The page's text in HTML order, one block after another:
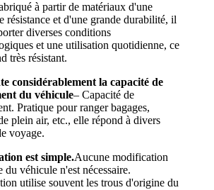
à partir de matériaux d'une
résistance et d'une grande durabilité, il
diverses conditions
et une utilisation quotidienne, ce
très résistant.
considérablement la capacité de
du véhicule– Capacité de
Pratique pour ranger bagages,
plein air, etc., elle répond à divers
voyage.
est simple.Aucune modification
du véhicule n'est nécessaire.
utilise souvent les trous d'origine du